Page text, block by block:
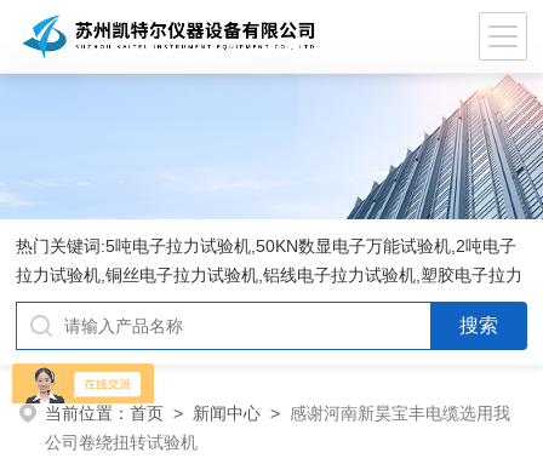
热门关键词:5吨电子拉力试验机,50KN数显电子万能试验机,2吨电子
拉力试验机,铜丝电子拉力试验机,铝线电子拉力试验机,塑胶电子拉力
试验机.
当前位置：首页 > 新闻中心 > 感谢河南新昊宝丰电缆选用我
公司卷绕扭转试验机